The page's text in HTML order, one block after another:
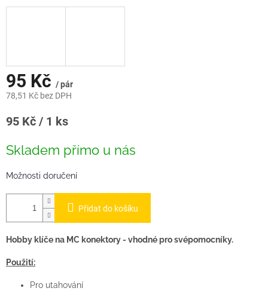
95 Kč / pár
78,51 Kč bez DPH
Měrná
95 Kč / 1 ks
Skladem přímo u nás
Možnosti doručení
Přidat do košíku
Hobby klíče na MC konektory - vhodné pro svépomocníky.
Použití:
Pro utahování